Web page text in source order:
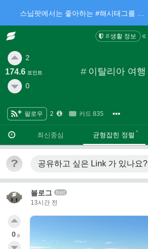
생활 정보
# 이탈리아 여행
2
174.6 포인트
0
팔로우 2 카드 835
최신중심 균형잡힌 정렬
? 공유하고 싶은 Link 가 있나요?
블로그 bot
13시간 전
0 p
스닙팟에서는 좋아하는 #해시태그를 팔로우 하고 내가 관심있는 주제만 모아볼 수 있어요.